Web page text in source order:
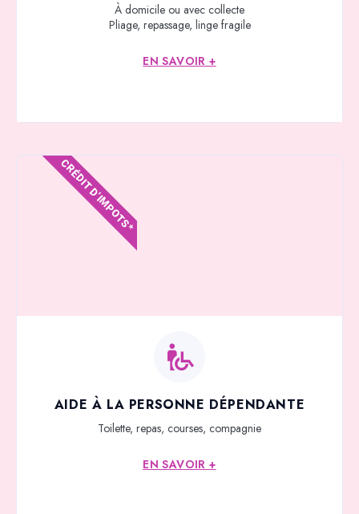
À domicile ou avec collecte
Pliage, repassage, linge fragile
EN SAVOIR +
AIDE À LA PERSONNE DÉPENDANTE
Toilette, repas, courses, compagnie
EN SAVOIR +
CRÉDIT D'IMPOTS*